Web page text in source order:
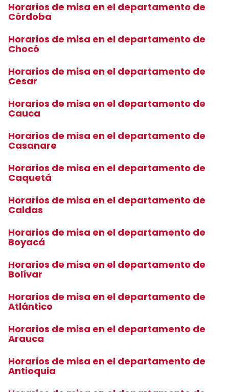
Horarios de misa en el departamento de
Córdoba
Horarios de misa en el departamento de
Chocó
Horarios de misa en el departamento de
Cesar
Horarios de misa en el departamento de
Cauca
Horarios de misa en el departamento de
Casanare
Horarios de misa en el departamento de
Caquetá
Horarios de misa en el departamento de
Caldas
Horarios de misa en el departamento de
Boyacá
Horarios de misa en el departamento de
Bolívar
Horarios de misa en el departamento de
Atlántico
Horarios de misa en el departamento de
Arauca
Horarios de misa en el departamento de
Antioquia